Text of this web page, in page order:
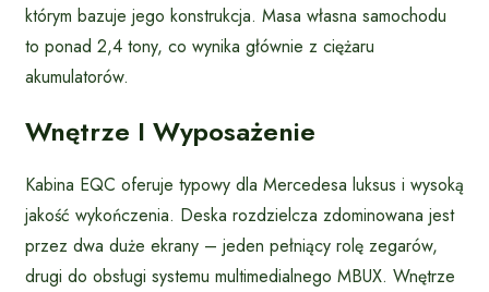
którym bazuje jego konstrukcja. Masa własna samochodu
to ponad 2,4 tony, co wynika głównie z ciężaru
akumulatorów.
Wnętrze I Wyposażenie
Kabina EQC oferuje typowy dla Mercedesa luksus i wysoką
jakość wykończenia. Deska rozdzielcza zdominowana jest
przez dwa duże ekrany – jeden pełniący rolę zegarów,
drugi do obsługi systemu multimedialnego MBUX. Wnętrze